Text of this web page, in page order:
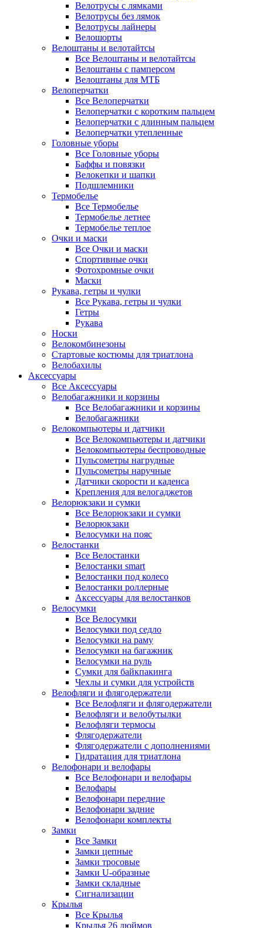
Велотрусы с лямками
Велотрусы без лямок
Велотрусы лайнеры
Велошорты
Велоштаны и велотайтсы
Все Велоштаны и велотайтсы
Велоштаны с памперсом
Велоштаны для МТБ
Велоперчатки
Все Велоперчатки
Велоперчатки с коротким пальцем
Велоперчатки с длинным пальцем
Велоперчатки утепленные
Головные уборы
Все Головные уборы
Баффы и повязки
Велокепки и шапки
Подшлемники
Термобелье
Все Термобелье
Термобелье летнее
Термобелье теплое
Очки и маски
Все Очки и маски
Спортивные очки
Фотохромные очки
Маски
Рукава, гетры и чулки
Все Рукава, гетры и чулки
Гетры
Рукава
Носки
Велокомбинезоны
Стартовые костюмы для триатлона
Велобахилы
Аксессуары
Все Аксессуары
Велобагажники и корзины
Все Велобагажники и корзины
Велобагажники
Велокомпьютеры и датчики
Все Велокомпьютеры и датчики
Велокомпьютеры беспроводные
Пульсометры нагрудные
Пульсометры наручные
Датчики скорости и каденса
Крепления для велогаджетов
Велорюкзаки и сумки
Все Велорюкзаки и сумки
Велорюкзаки
Велосумки на пояс
Велостанки
Все Велостанки
Велостанки smart
Велостанки под колесо
Велостанки роллерные
Аксессуары для велостанков
Велосумки
Все Велосумки
Велосумки под седло
Велосумки на раму
Велосумки на багажник
Велосумки на руль
Сумки для байкпакинга
Чехлы и сумки для устройств
Велофляги и флягодержатели
Все Велофляги и флягодержатели
Велофляги и велобутылки
Велофляги термосы
Флягодержатели
Флягодержатели с дополнениями
Гидратация для триатлона
Велофонари и велофары
Все Велофонари и велофары
Велофары
Велофонари передние
Велофонари задние
Велофонари комплекты
Замки
Все Замки
Замки цепные
Замки тросовые
Замки U-образные
Замки складные
Сигнализации
Крылья
Все Крылья
Крылья 26 дюймов